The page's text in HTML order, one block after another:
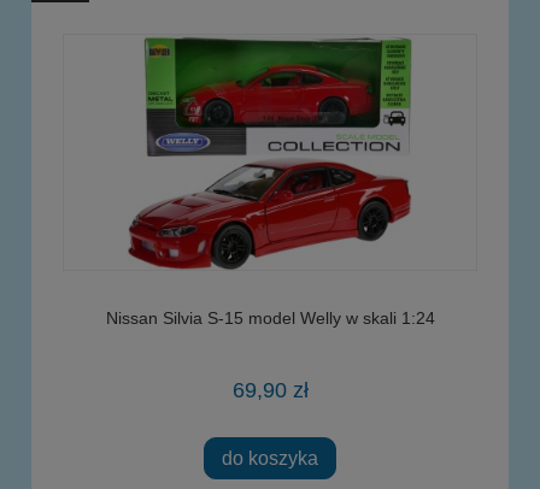
Nissan Silvia S-15 model Welly w skali 1:24
69,90 zł
do koszyka